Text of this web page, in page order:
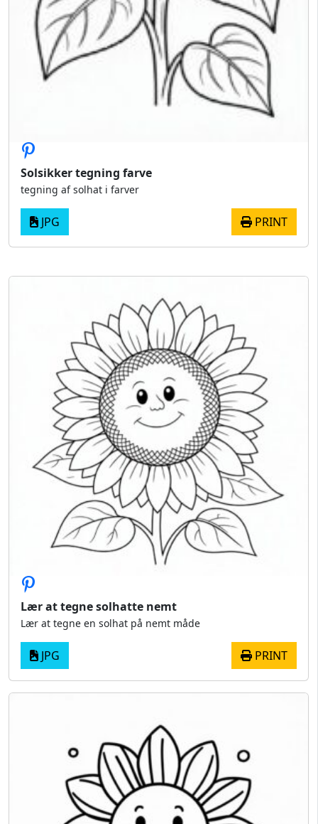
Solsikker tegning farve
tegning af solhat i farver
JPG PRINT
Lær at tegne solhatte nemt
Lær at tegne en solhat på nemt måde
JPG PRINT